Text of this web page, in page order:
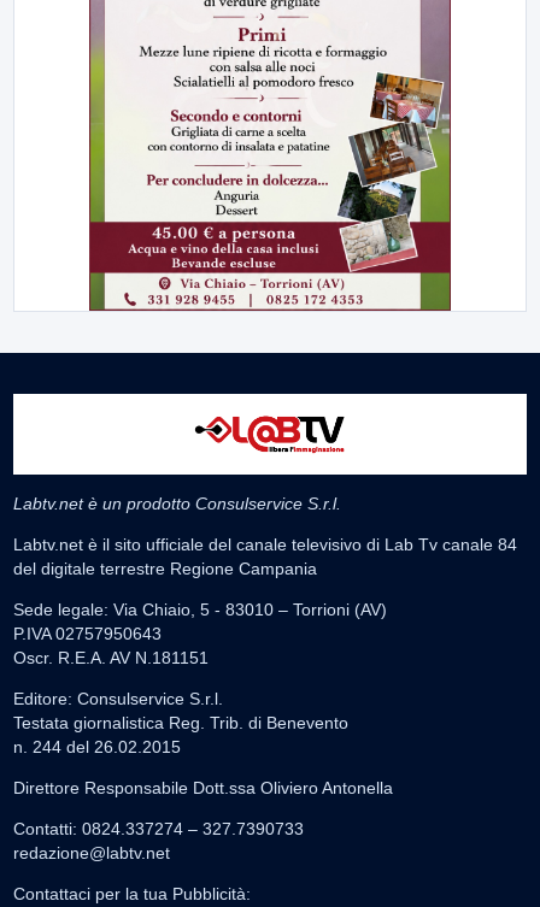
Labtv.net è un prodotto Consulservice S.r.l.
Labtv.net è il sito ufficiale del canale televisivo di Lab Tv canale 84
del digitale terrestre Regione Campania
Sede legale: Via Chiaio, 5 - 83010 – Torrioni (AV)
P.IVA 02757950643
Oscr. R.E.A. AV N.181151
Editore: Consulservice S.r.l.
Testata giornalistica Reg. Trib. di Benevento
n. 244 del 26.02.2015
Direttore Responsabile Dott.ssa Oliviero Antonella
Contatti: 0824.337274 – 327.7390733
redazione@labtv.net
Contattaci per la tua Pubblicità: